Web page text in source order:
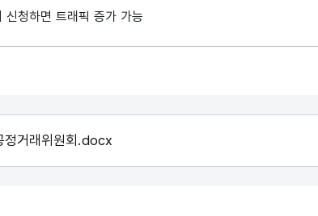
청하면 트래픽 증가 가능
정거래위원회.docx